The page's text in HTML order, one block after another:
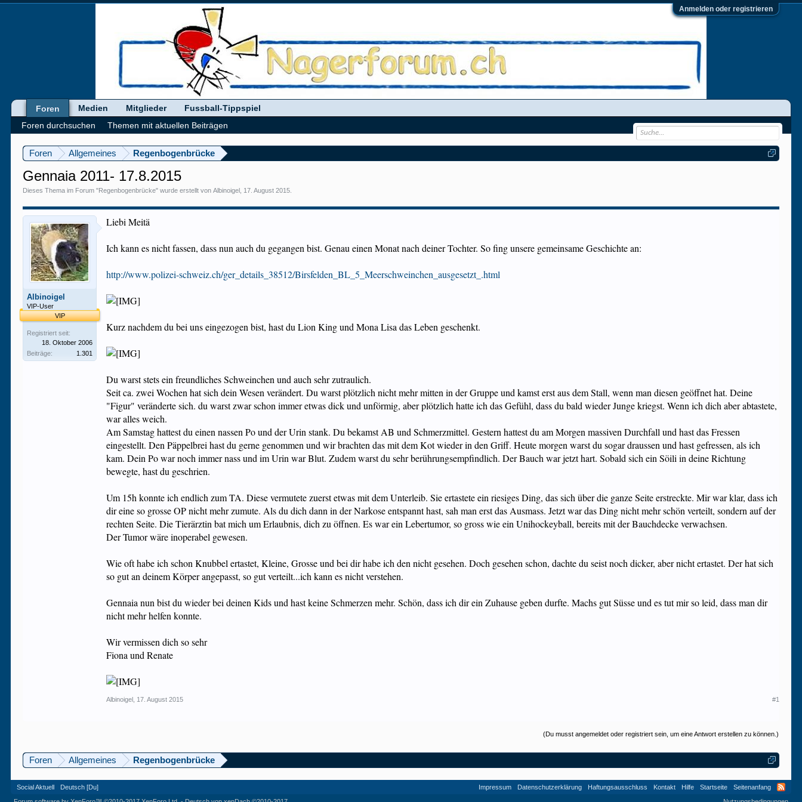
Anmelden oder registrieren
Foren Allgemeines Regenbogenbrücke
Gennaia 2011- 17.8.2015
Dieses Thema im Forum "Regenbogenbrücke" wurde erstellt vonAlbinoigel 17. August 2015
Albinoigel
VIP-User
VIP
Registriert seit:
18. Oktober 2006
Beiträge:
1.301
Liebi Meitä
Ich kann es nicht fassen, dass nun auch du gegangen bist. Genau einen Monat nach deiner Tochter. So fing unsere gemeinsame Geschichte an:
http://www.polizei-schweiz.ch/ger_details_38512/Birsfelden_BL_5_Meerschweinchen_ausgesetzt_.html
Kurz nachdem du bei uns eingezogen bist, hast du Lion King und Mona Lisa das Leben geschenkt.
Du warst stets ein freundliches Schweinchen und auch sehr zutraulich.
Seit ca. zwei Wochen hat sich dein Wesen verändert. Du warst plötzlich nicht mehr mitten in der Gruppe und kamst erst aus dem Stall, wenn man diesen geöffnet hat. Deine
"Figur" veränderte sich. du warst zwar schon immer etwas dick und unförmig, aber plötzlich hatte ich das Gefühl, dass du bald wieder Junge kriegst. Wenn ich dich aber abtastete,
war alles weich.
Am Samstag hattest du einen nassen Po und der Urin stank. Du bekamst AB und Schmerzmittel. Gestern hattest du am Morgen massiven Durchfall und hast das Fressen
eingestellt. Den Päppelbrei hast du gerne genommen und wir brachten das mit dem Kot wieder in den Griff. Heute morgen warst du sogar draussen und hast gefressen, als ich
kam. Dein Po war noch immer nass und im Urin war Blut. Zudem warst du sehr berührungsempfindlich. Der Bauch war jetzt hart. Sobald sich ein Söili in deine Richtung
bewegte, hast du geschrien.
Um 15h konnte ich endlich zum TA. Diese vermutete zuerst etwas mit dem Unterleib. Sie ertastete ein riesiges Ding, das sich über die ganze Seite erstreckte. Mir war klar, dass ich
dir eine so grosse OP nicht mehr zumute. Als du dich dann in der Narkose entspannt hast, sah man erst das Ausmass. Jetzt war das Ding nicht mehr schön verteilt, sondern auf der
rechten Seite. Die Tierärztin bat mich um Erlaubnis, dich zu öffnen. Es war ein Lebertumor, so gross wie ein Unihockeyball, bereits mit der Bauchdecke verwachsen.
Der Tumor wäre inoperabel gewesen.
Wie oft habe ich schon Knubbel ertastet, Kleine, Grosse und bei dir habe ich den nicht gesehen. Doch gesehen schon, dachte du seist noch dicker, aber nicht ertastet. Der hat sich
so gut an deinem Körper angepasst, so gut verteilt...ich kann es nicht verstehen.
Gennaia nun bist du wieder bei deinen Kids und hast keine Schmerzen mehr. Schön, dass ich dir ein Zuhause geben durfte. Machs gut Süsse und es tut mir so leid, dass man dir
nicht mehr helfen konnte.
Wir vermissen dich so sehr
Fiona und Renate
Albinoigel 17. August 2015 #1
(Du musst angemeldet oder registriert sein, um eine Antwort erstellen zu können.)
Foren Allgemeines Regenbogenbrücke
Foren
Foren durchsuchen
Themen mit aktuellen Beiträgen
Medien Mitglieder Fussball-Tippspiel
Social Aktuell Deutsch [Du] Impressum Datenschutzerklärung Haftungsausschluss Kontakt Hilfe Startseite
Seitenanfang